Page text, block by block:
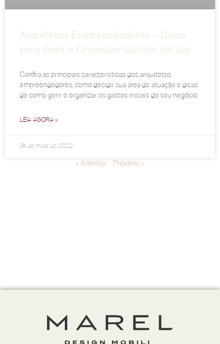
Arquitetos Empreendedores – Dicas
para Gerir e Organizar Gastos Iniciais
Confira as principais características dos arquitetos
empreendedores, como decidir sua área de atuação e dicas
de como gerir e organizar os gastos iniciais do seu negócio.
LEIA AGORA »
24 de maio de 2022
« Anterior Próxima »